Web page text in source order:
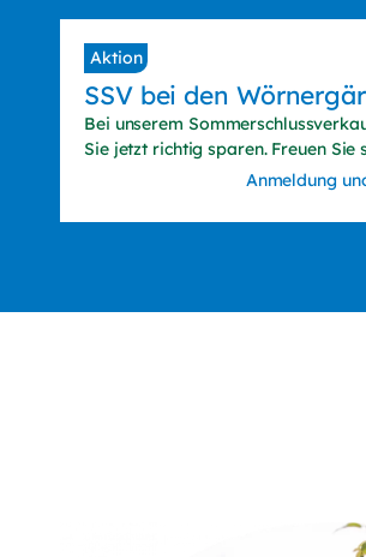
Aktion
SSV bei den
Bei unserem
Sie jetzt richtig sparen. Freuen Sie
sonnenstarke Schnäppchen. Wir
am Friedensfest (Sa., 08. August
geöffnet. Wir freuen uns auf Sie!
Anmeldung